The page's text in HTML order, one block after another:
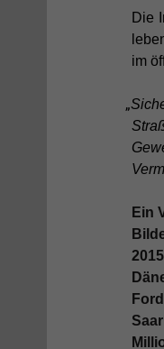
Die
im
„
Ein
2015